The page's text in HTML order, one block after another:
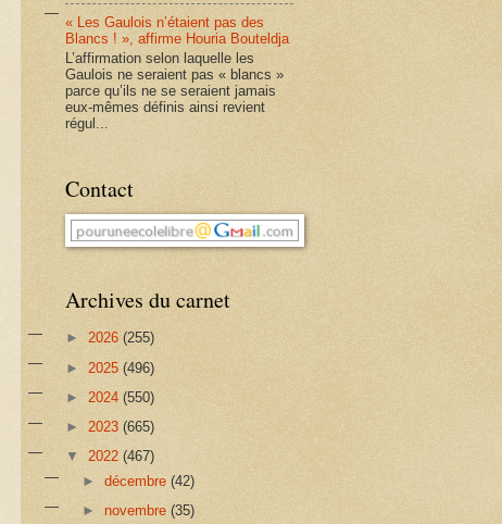
« Les Gaulois n’étaient pas des
Blancs ! », affirme Houria Bouteldja
L’affirmation selon laquelle les
Gaulois ne seraient pas « blancs »
parce qu’ils ne se seraient jamais
eux-mêmes définis ainsi revient
régul...
Contact
Archives du carnet
► 2026 (255)
► 2025 (496)
► 2024 (550)
► 2023 (665)
▼ 2022 (467)
►décembre(42)
►novembre(35)